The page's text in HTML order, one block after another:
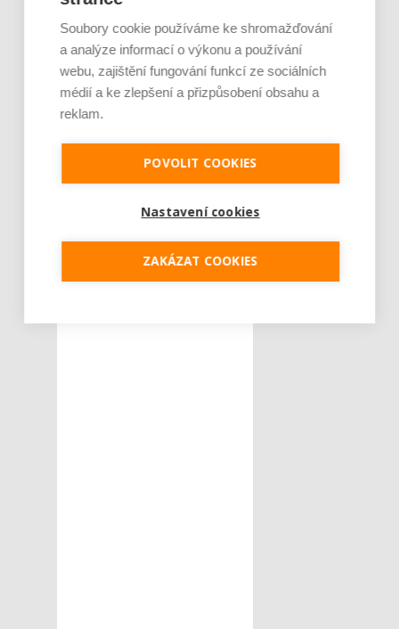
Soubory cookie používáme ke shromažďování
a analýze informací o výkonu a používání
webu, zajištění fungování funkcí ze sociálních
médií a ke zlepšení a přizpůsobení obsahu a
reklam.
POVOLIT COOKIES
Nastavení cookies
ZAKÁZAT COOKIES